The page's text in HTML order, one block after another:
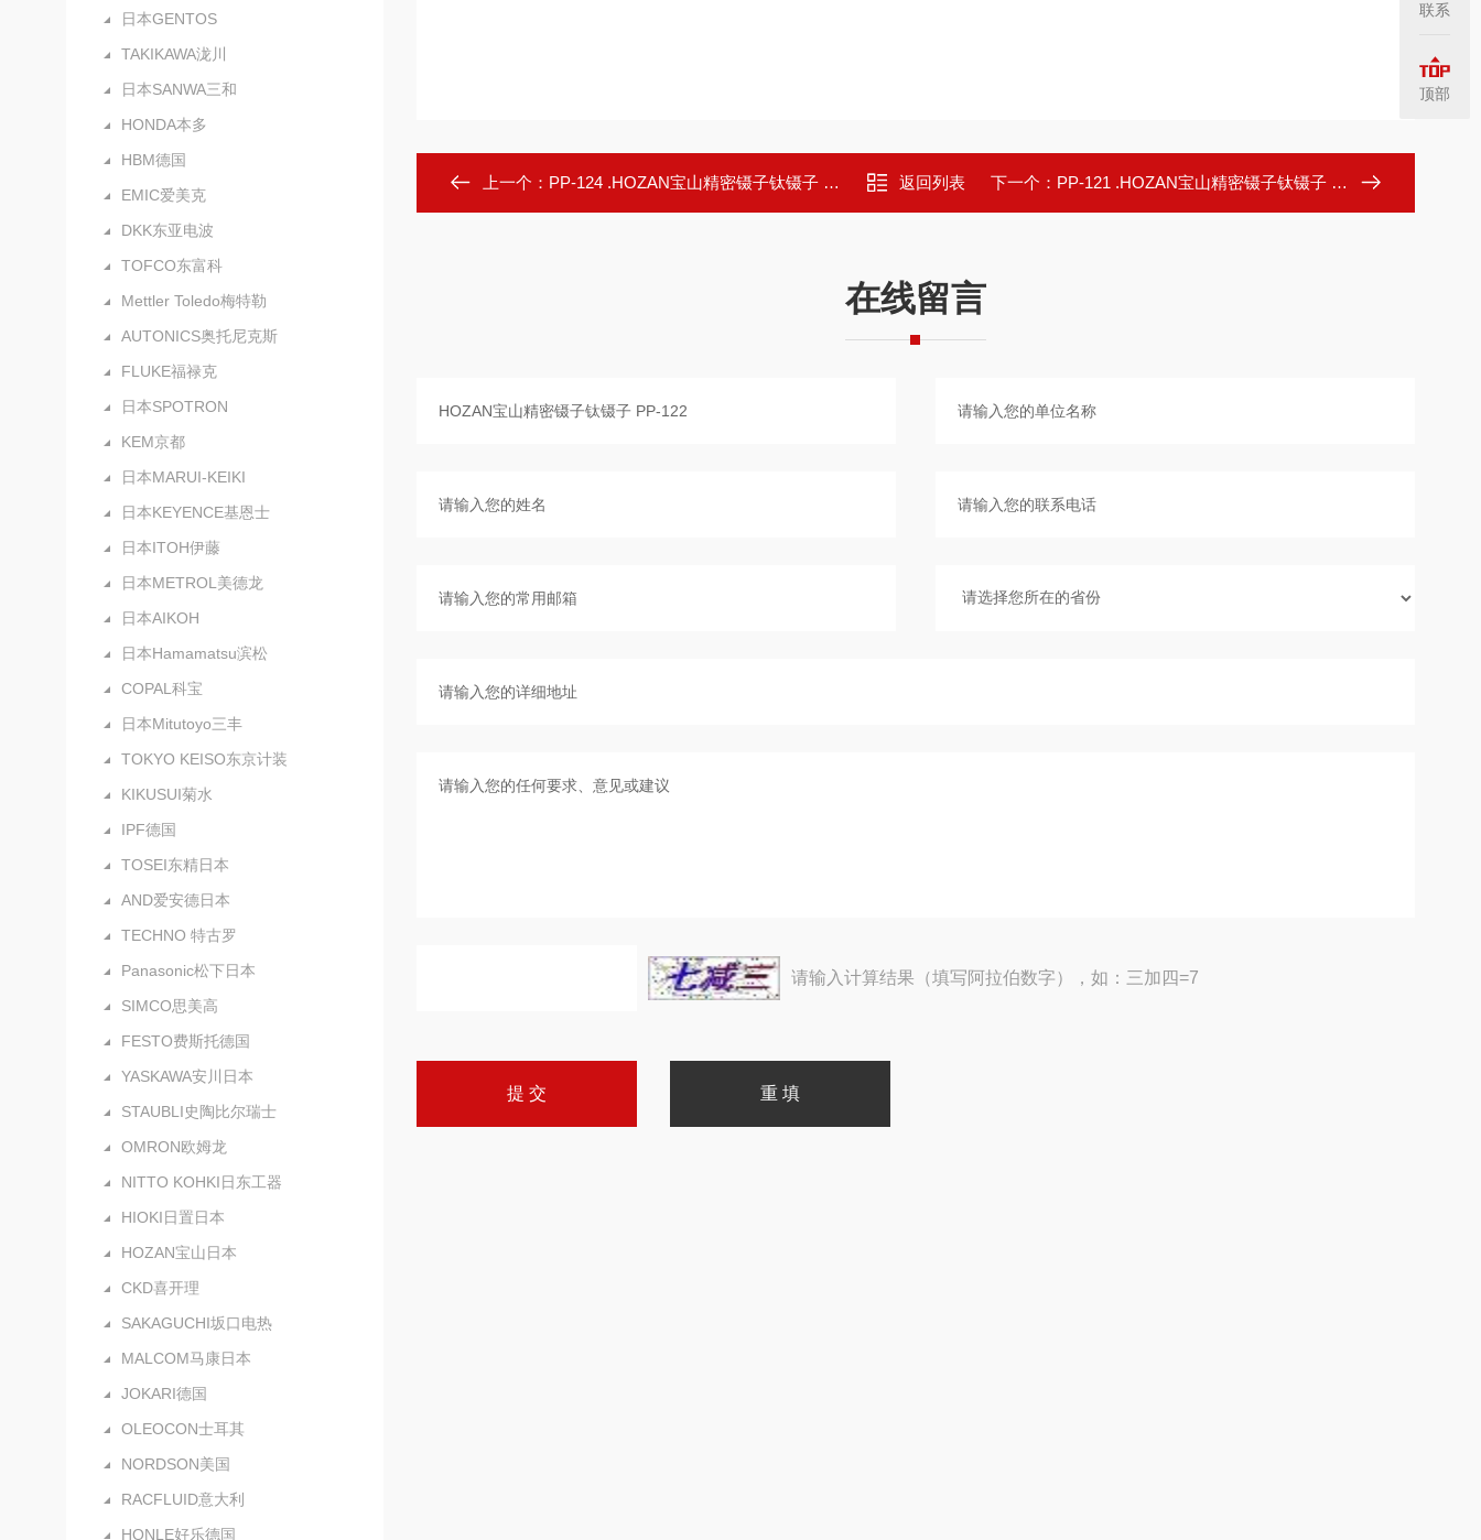
日本GENTOS
TAKIKAWA泷川
日本SANWA三和
HONDA本多
HBM德国
EMIC爱美克
DKK东亚电波
TOFCO东富科
Mettler Toledo梅特勒
AUTONICS奥托尼克斯
FLUKE福禄克
日本SPOTRON
KEM京都
日本MARUI-KEIKI
日本KEYENCE基恩士
日本ITOH伊藤
日本METROL美德龙
日本AIKOH
日本Hamamatsu滨松
COPAL科宝
日本Mitutoyo三丰
TOKYO KEISO东京计装
KIKUSUI菊水
IPF德国
TOSEI东精日本
AND爱安德日本
TECHNO 特古罗
Panasonic松下日本
SIMCO思美高
FESTO费斯托德国
YASKAWA安川日本
STAUBLI史陶比尔瑞士
OMRON欧姆龙
NITTO KOHKI日东工器
HIOKI日置日本
HOZAN宝山日本
CKD喜开理
SAKAGUCHI坂口电热
MALCOM马康日本
JOKARI德国
OLEOCON士耳其
NORDSON美国
RACFLUID意大利
HONLE好乐德国
上一个： PP-124 .HOZAN宝山精密镊子钛镊子 PP-124 返回列表 下一个： PP-121 .HOZAN宝山精密镊子钛镊子 PP-121
在线留言
请输入计算结果（填写阿拉伯数字），如：三加四=7
联系
顶部